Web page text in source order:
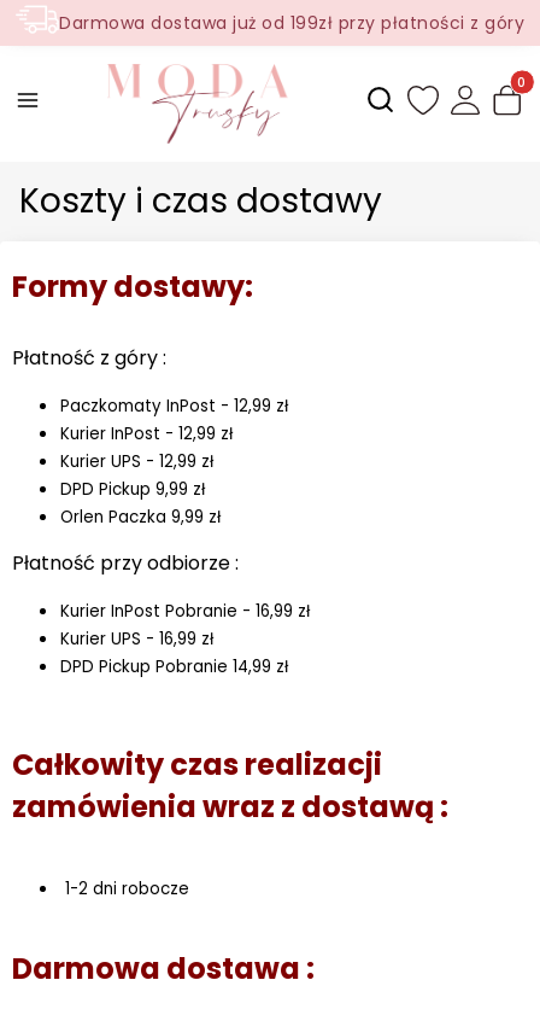
Darmowa dostawa już od 199zł przy płatności z góry
Otwórz
Koszty i czas dostawy
Formy dostawy:
Płatność z góry :
Paczkomaty InPost - 12,99 zł
Kurier InPost - 12,99 zł
Kurier UPS - 12,99 zł
DPD Pickup 9,99 zł
Orlen Paczka 9,99 zł
Płatność przy odbiorze :
Kurier InPost Pobranie - 16,99 zł
Kurier UPS - 16,99 zł
DPD Pickup Pobranie 14,99 zł
Całkowity czas realizacji
zamówienia wraz z dostawą :
1-2 dni robocze
Darmowa dostawa :